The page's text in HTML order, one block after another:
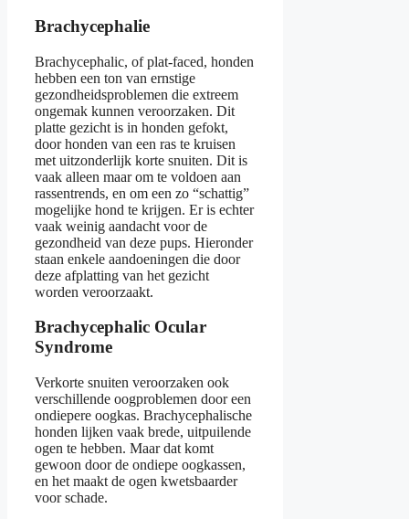
Brachycephalie
Brachycephalic, of plat-faced, honden
hebben een ton van ernstige
gezondheidsproblemen die extreem
ongemak kunnen veroorzaken. Dit
platte gezicht is in honden gefokt,
door honden van een ras te kruisen
met uitzonderlijk korte snuiten. Dit is
vaak alleen maar om te voldoen aan
rassentrends, en om een zo “schattig”
mogelijke hond te krijgen. Er is echter
vaak weinig aandacht voor de
gezondheid van deze pups. Hieronder
staan enkele aandoeningen die door
deze afplatting van het gezicht
worden veroorzaakt.
Brachycephalic Ocular
Syndrome
Verkorte snuiten veroorzaken ook
verschillende oogproblemen door een
ondiepere oogkas. Brachycephalische
honden lijken vaak brede, uitpuilende
ogen te hebben. Maar dat komt
gewoon door de ondiepe oogkassen,
en het maakt de ogen kwetsbaarder
voor schade.